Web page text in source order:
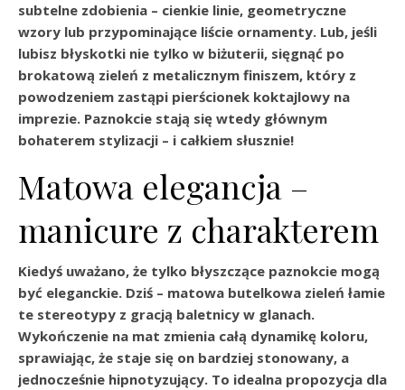
subtelne zdobienia – cienkie linie, geometryczne
wzory lub przypominające liście ornamenty. Lub, jeśli
lubisz błyskotki nie tylko w biżuterii, sięgnąć po
brokatową zieleń z metalicznym finiszem, który z
powodzeniem zastąpi pierścionek koktajlowy na
imprezie. Paznokcie stają się wtedy głównym
bohaterem stylizacji – i całkiem słusznie!
Matowa elegancja –
manicure z charakterem
Kiedyś uważano, że tylko błyszczące paznokcie mogą
być eleganckie. Dziś – matowa butelkowa zieleń łamie
te stereotypy z gracją baletnicy w glanach.
Wykończenie na mat zmienia całą dynamikę koloru,
sprawiając, że staje się on bardziej stonowany, a
jednocześnie hipnotyzujący. To idealna propozycja dla